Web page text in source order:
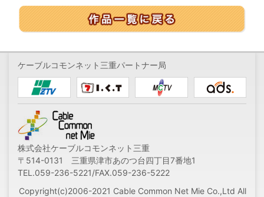
ケーブルコモンネット三重パートナー局
株式会社ケーブルコモンネット三重
〒514-0131 三重県津市あのつ台四丁目7番地1
TEL.059-236-5221/FAX.059-236-5222
Copyright(c)2006-2021 Cable Common Net Mie Co.,Ltd All